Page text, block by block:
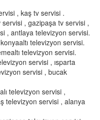
, kaş tv servisi .
, gazipaşa tv servisi ,
, antlaya televizyon servisi.
televizyon servisi.
televizyon servisi.
servisi , ısparta
servisi , bucak
televizyon servisi ,
televizyon servisi , alanya